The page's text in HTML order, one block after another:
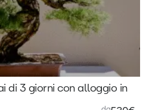
di 3 giorni con alloggio in